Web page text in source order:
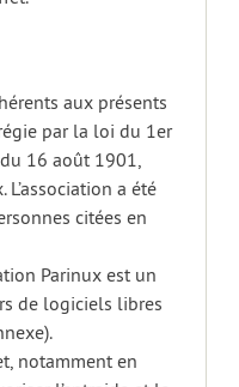
aux présents
par la loi du 1er
16 août 1901,
a été
citées en
Parinux est un
de logiciels libres
notamment en